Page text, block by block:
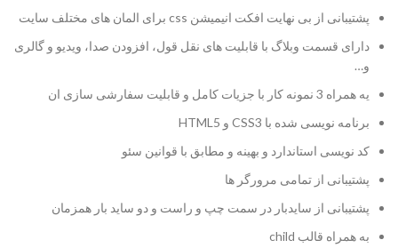
پشتیبانی از بی نهایت افکت انیمیشن css برای المان های مختلف سایت
دارای قسمت وبلاگ با قابلیت های نقل قول، افزودن صدا، ویدیو و گالری
و…
یه همراه 3 نمونه کار با جزیات کامل و قابلیت سفارشی سازی ان
برنامه نویسی شده با CSS3 و HTML5
کد نویسی استاندارد و بهینه و مطابق با قوانین سئو
پشتیبانی از تمامی مرورگر ها
پشتیبانی از سایدبار در سمت چپ و راست و دو ساید بار همزمان
به همراه قالب child